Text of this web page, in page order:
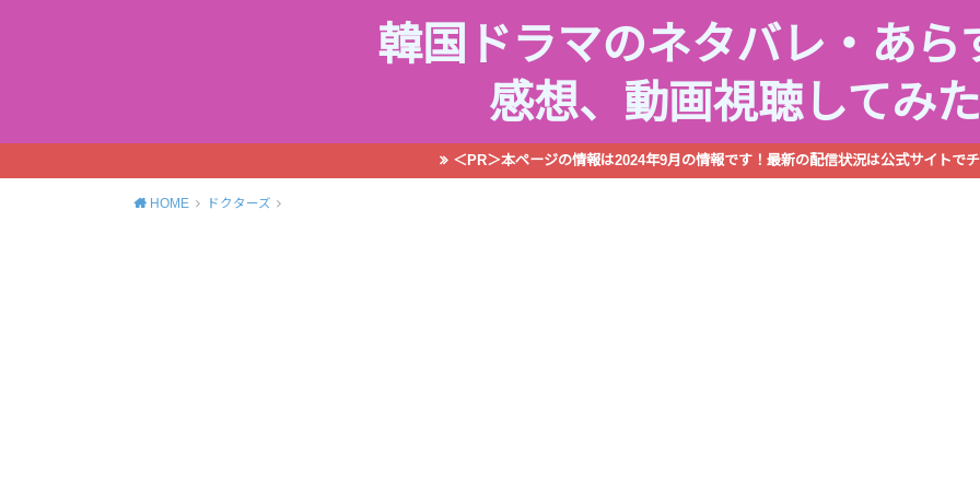
韓国ドラマのネタバレ・あら
感想、動画視聴してみた
＜PR＞本ページの情報は2024年9月の情報です！最新の配信状況は公式サイトで
HOME ドクターズ